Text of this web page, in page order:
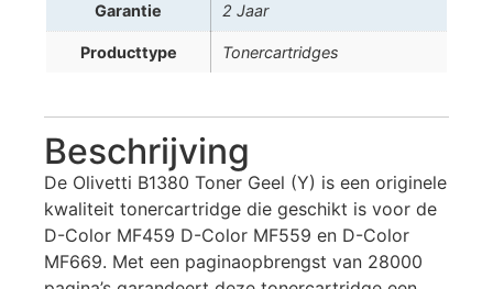
Garantie 2 Jaar
Producttype Tonercartridges
Beschrijving
De Olivetti B1380 Toner Geel (Y) is een originele
kwaliteit tonercartridge die geschikt is voor de
D-Color MF459 D-Color MF559 en D-Color
MF669. Met een paginaopbrengst van 28000